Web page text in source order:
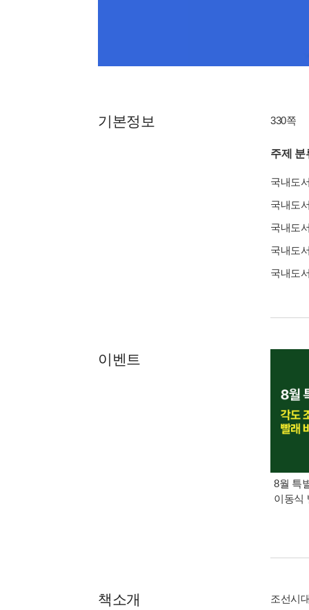
기본정보 330쪽
주제 분
국내도
국내도
국내도
국내도
국내도
이벤트
8월 특
이동식
책소개
조선시